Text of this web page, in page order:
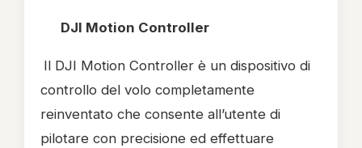
DJI Motion Controller
Il DJI Motion Controller è un dispositivo di
controllo del volo completamente
reinventato che consente all’utente di
pilotare con precisione ed effettuare